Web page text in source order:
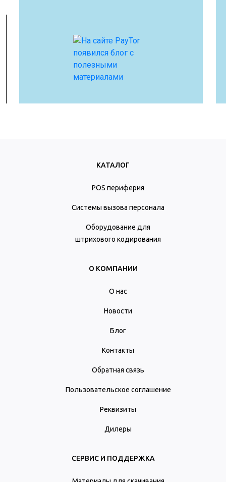
КАТАЛОГ
POS периферия
Системы вызова персонала
Оборудование для
штрихового кодирования
СЕРВИС И ПОДДЕРЖКА
О КОМПАНИИ
О нас
Новости
Блог
Контакты
Обратная связь
Пользовательское соглашение
Реквизиты
Дилеры